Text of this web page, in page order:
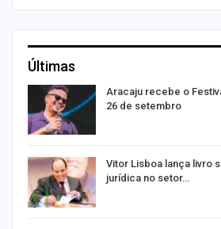
Últimas
Aracaju recebe o
26 de setembro
Vitor Lisboa lança livro
jurídica no setor…